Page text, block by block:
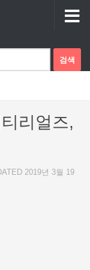
리얼즈,
2019년 3월 19